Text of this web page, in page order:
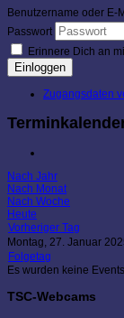
Benutzername oder E-
Passwort
Erinnere Dich an
Einloggen
Zugangsdaten
Nach Jahr
Nach Monat
Nach Woche
Heute
Vorheriger Tag
Montag, 27. Januar
Folgetag
Es wurden keine
TSC-Webcams